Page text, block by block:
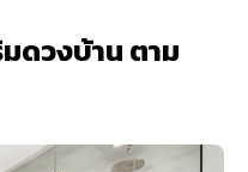
ดวงบ้าน ตาม